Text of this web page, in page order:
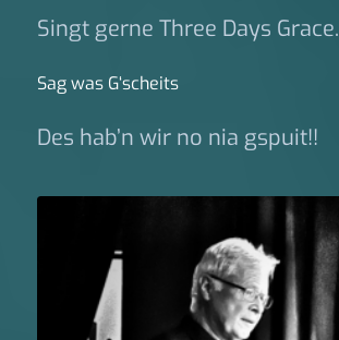
Singt gerne Three Days Grace.
Sag was G‘scheits
Des hab’n wir no nia gspuit!!